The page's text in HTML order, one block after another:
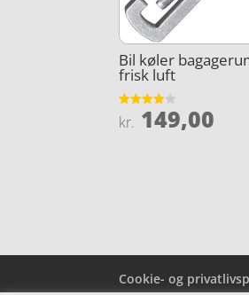
Bil køler
frisk luft
Vurderet
3.9
kr. 149,00
Cookie- og